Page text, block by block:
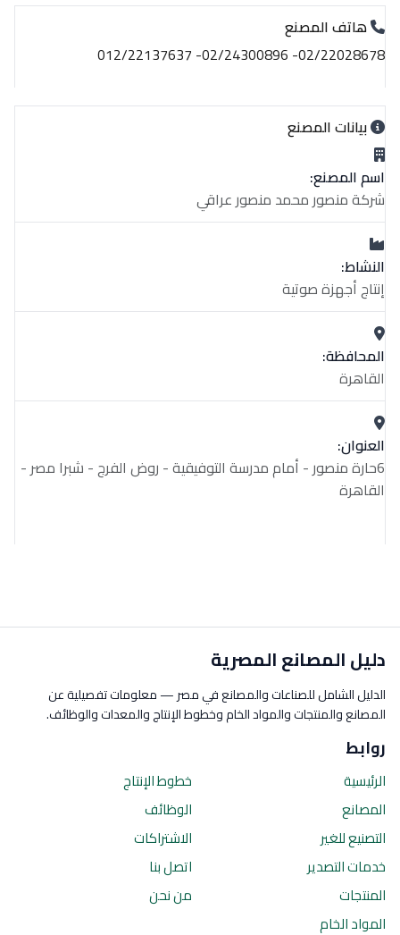
هاتف المصنع
02/22028678- 02/24300896- 012/22137637
بيانات المصنع
اسم المصنع:
شركة منصور محمد منصور عراقي
النشاط:
إنتاج أجهزة صوتية
المحافظة:
القاهرة
العنوان:
6حارة منصور - أمام مدرسة التوفيقية - روض الفرج - شبرا مصر -
القاهرة
دليل المصانع المصرية
الدليل الشامل للصناعات والمصانع في مصر — معلومات تفصيلية عن
المصانع والمنتجات والمواد الخام وخطوط الإنتاج والمعدات والوظائف.
روابط
الرئيسية
المصانع
التصنيع للغير
خدمات التصدير
المنتجات
المواد الخام
خطوط الإنتاج
الوظائف
الاشتراكات
اتصل بنا
من نحن